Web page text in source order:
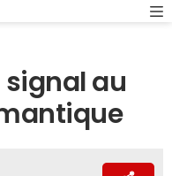
signal au